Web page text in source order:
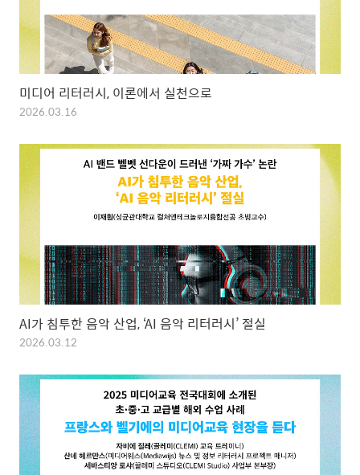
미디어 리터러시, 이론에서 실천으로
2026.03.16
AI가 침투한 음악 산업, ‘AI 음악 리터러시’ 절실
2026.03.12